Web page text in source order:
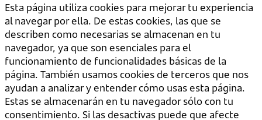
Esta página utiliza cookies para mejorar tu experiencia
al navegar por ella. De estas cookies, las que se
describen como necesarias se almacenan en tu
navegador, ya que son esenciales para el
funcionamiento de funcionalidades básicas de la
página. También usamos cookies de terceros que nos
ayudan a analizar y entender cómo usas esta página.
Estas se almacenarán en tu navegador sólo con tu
consentimiento. Si las desactivas puede que afecte